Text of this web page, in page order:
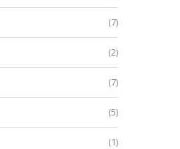
(7)
(2)
(7)
(5)
(1)